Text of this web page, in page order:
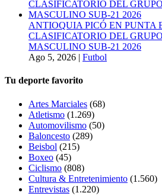
ANTIOQUIA PICÓ EN PUNTA
CLASIFICATORIO DEL
MASCULINO SUB-21 2026
Ago 5, 2026 | Futbol
Tu deporte favorito
Artes Marciales (68)
Atletismo (1.269)
Automovilismo (50)
Baloncesto (289)
Beisbol (215)
Boxeo (45)
Ciclismo (808)
Cultura & Entretenimiento (1.560)
Entrevistas (1.220)